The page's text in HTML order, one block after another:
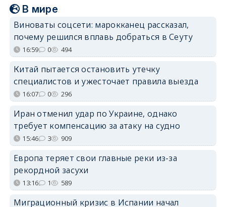
В мире
Виноваты соцсети: марокканец рассказал,
почему решился вплавь добраться в Сеуту
16:59 0 494
Китай пытается остановить утечку
специалистов и ужесточает правила выезда
16:07 0 296
Иран отменил удар по Украине, однако
требует компенсацию за атаку на судно
15:46 3 909
Европа теряет свои главные реки из-за
рекордной засухи
13:16 1 589
Миграционный кризис в Испании начал